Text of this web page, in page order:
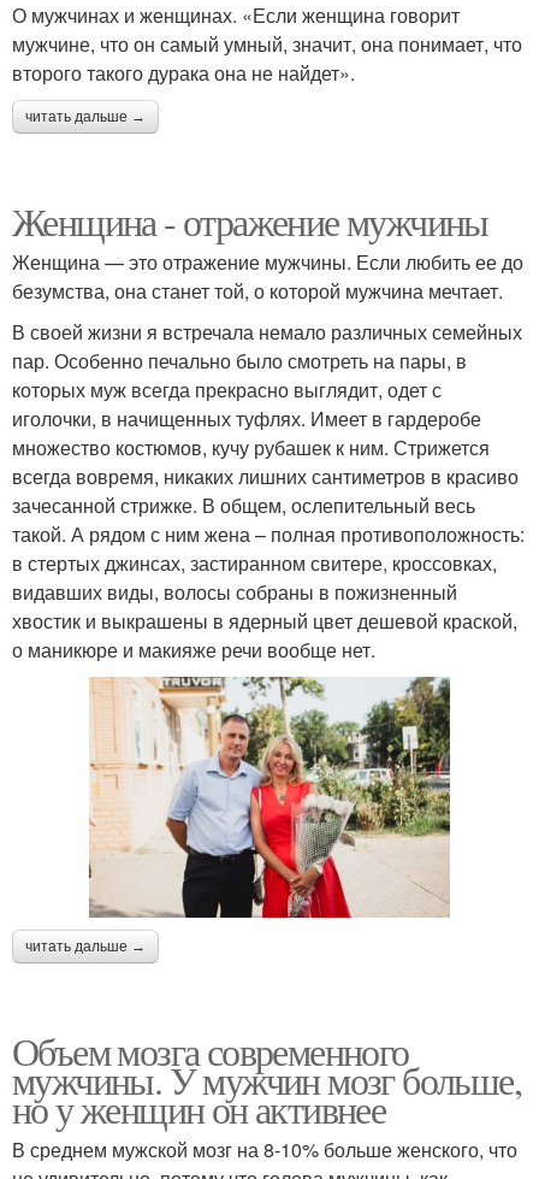
О мужчинах и женщинах. «Если женщина говорит
мужчине, что он самый умный, значит, она понимает, что
второго такого дурака она не найдет».
читать дальше →
Женщина - отражение мужчины
Женщина — это отражение мужчины. Если любить ее до
безумства, она станет той, о которой мужчина мечтает.
В своей жизни я встречала немало различных семейных
пар. Особенно печально было смотреть на пары, в
которых муж всегда прекрасно выглядит, одет с
иголочки, в начищенных туфлях. Имеет в гардеробе
множество костюмов, кучу рубашек к ним. Стрижется
всегда вовремя, никаких лишних сантиметров в красиво
зачесанной стрижке. В общем, ослепительный весь
такой. А рядом с ним жена – полная противоположность:
в стертых джинсах, застиранном свитере, кроссовках,
видавших виды, волосы собраны в пожизненный
хвостик и выкрашены в ядерный цвет дешевой краской,
о маникюре и макияже речи вообще нет.
читать дальше →
Объем мозга современного
мужчины. У мужчин мозг больше,
но у женщин он активнее
В среднем мужской мозг на 8-10% больше женского, что